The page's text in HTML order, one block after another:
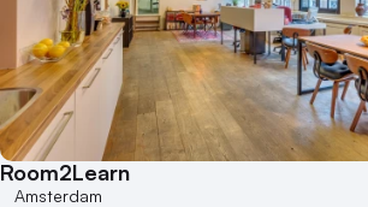
Room2Learn
Amsterdam